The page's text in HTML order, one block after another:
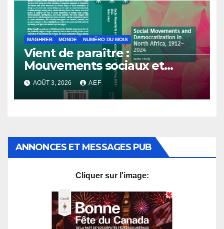
MAGHREB MONDE NUMÉRO DU MOIS
Vient de paraître :
Mouvements sociaux et
démocratisation en Afrique
du Nord, 1912-2024
AOÛT 3, 2026 AEF
ANNONCES ET MESSAGES PUB
Cliquer sur l'image: